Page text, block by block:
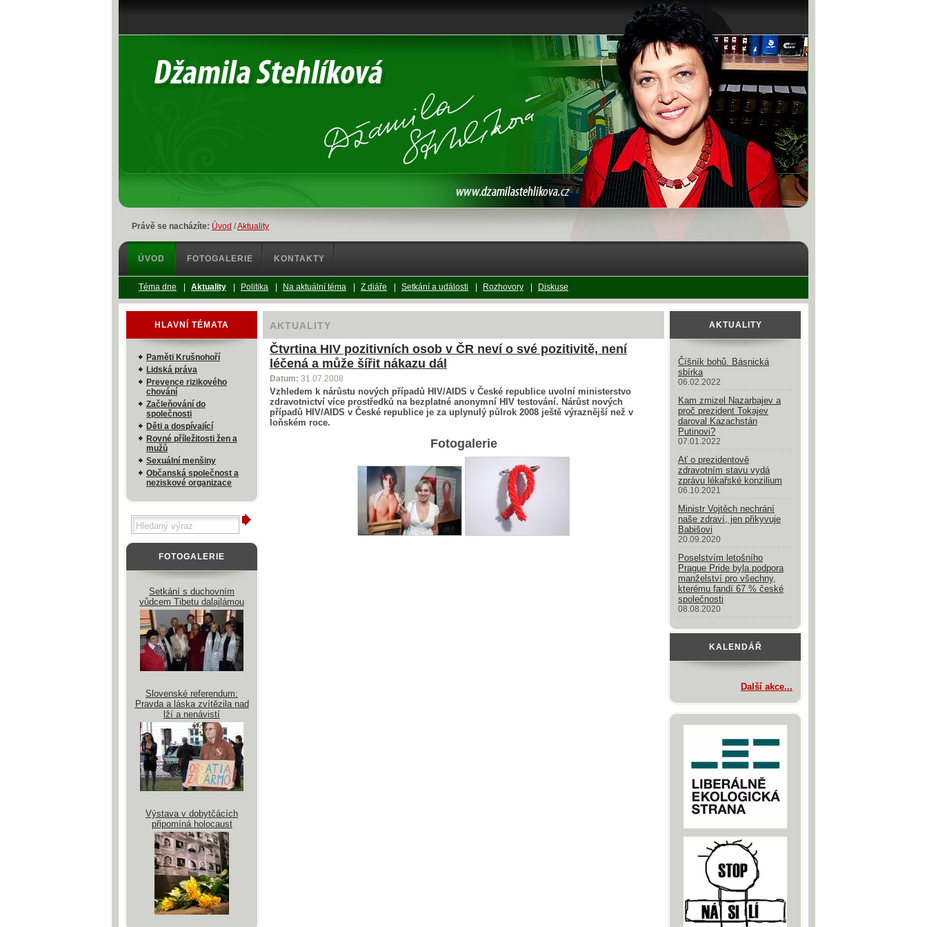
Právě se nacházíte: Úvod /Aktuality
AKTUALITY
Čtvrtina HIV pozitivních osob v ČR neví o své pozitivitě, není
léčená a může šířit nákazu dál
Datum: 31.07.2008
Vzhledem k nárůstu nových případů HIV/AIDS v České republice uvolní ministerstvo
zdravotnictví více prostředků na bezplatné anonymní HIV testování. Nárůst nových
případů HIV/AIDS v České republice je za uplynulý půlrok 2008 ještě výraznější než v
loňském roce.
Fotogalerie
HLAVNÍ TÉMATA
Paměti Krušnohoří
Lidská práva
Prevence rizikového
chování
Začleňování do
společnosti
Děti a dospívající
Rovné příležitosti žen a
mužů
Sexuální menšiny
Občanská společnost a
neziskové organizace
FOTOGALERIE
Setkání s duchovním
vůdcem Tibetu dalajlámou
Slovenské referendum:
Pravda a láska zvítězila nad
lží a nenávistí
Výstava v dobytčácích
připomíná holocaust
AKTUALITY
Číšník bohů. Básnická
sbírka
06.02.2022
Kam zmizel Nazarbajev a
proč prezident Tokajev
daroval Kazachstán
Putinovi?
07.01.2022
Ať o prezidentově
zdravotním stavu vydá
zprávu lékařské konzilium
06.10.2021
Ministr Vojtěch nechrání
naše zdraví, jen přikyvuje
Babišovi
20.09.2020
Poselstvím letošního
Prague Pride byla podpora
manželství pro všechny,
kterému fandí 67 % české
společnosti
08.08.2020
KALENDÁŘ
Další akce...
ÚVOD FOTOGALERIE KONTAKTY
Téma dne Aktuality Politika Na aktuální téma Z diáře Setkání a události Rozhovory Diskuse